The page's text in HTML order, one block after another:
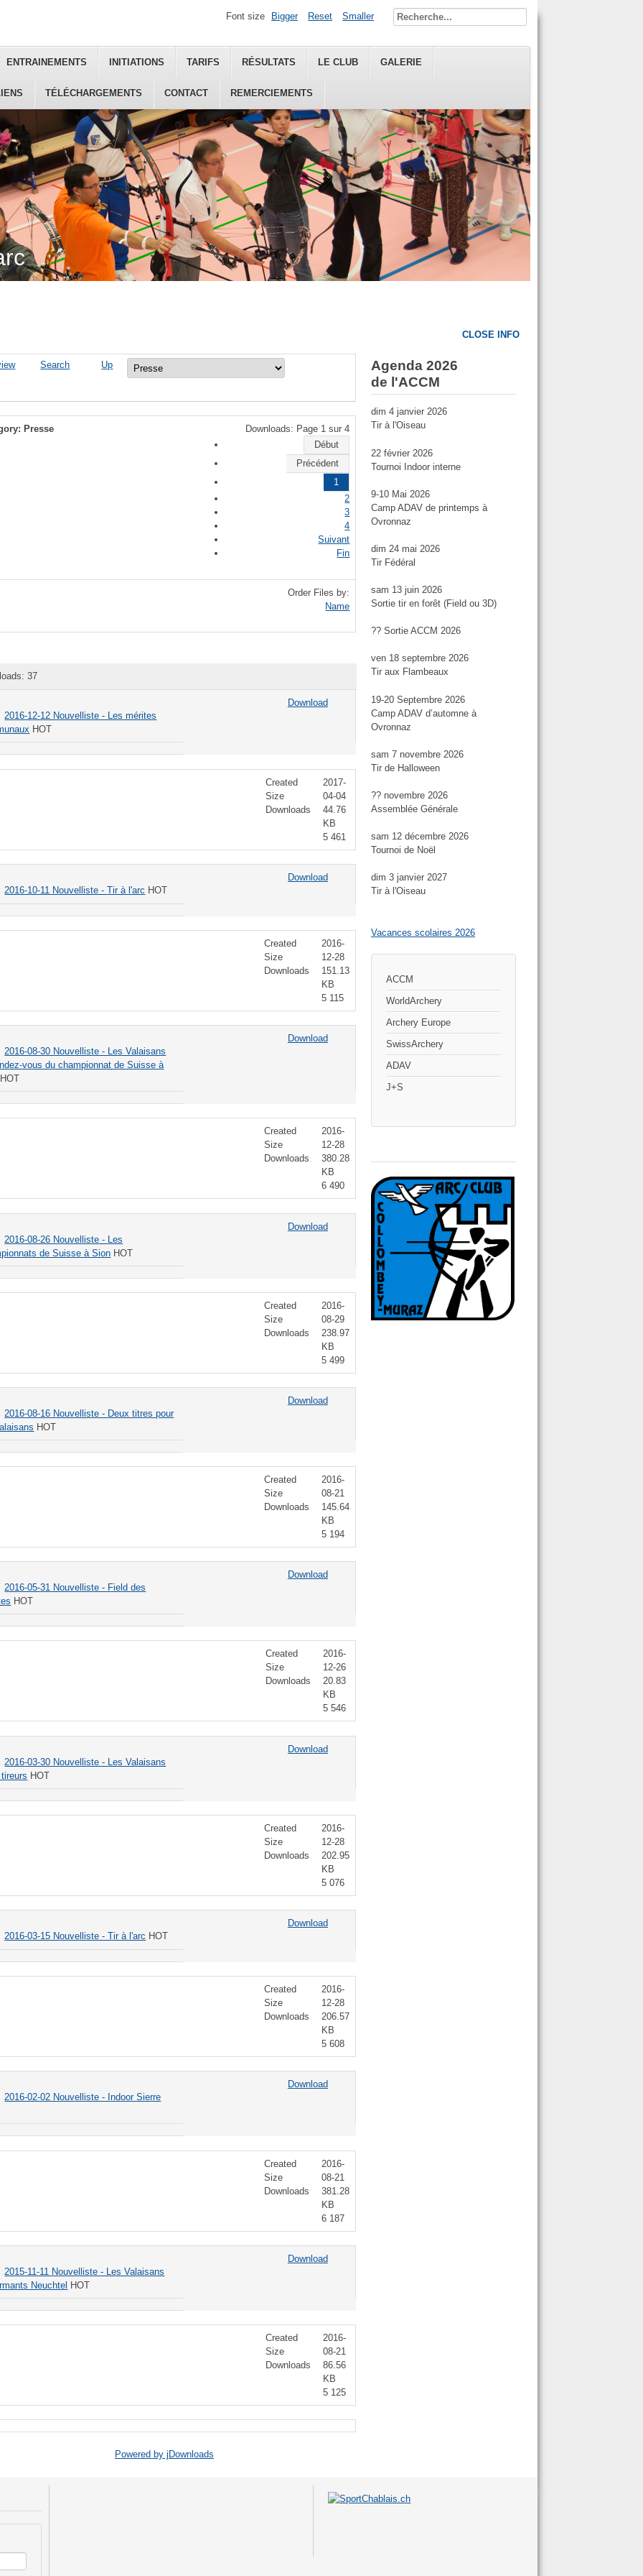
ENTRAINEMENTS INITIATIONS TARIFS RÉSULTATS LE CLUB GALERIE
TÉLÉCHARGEMENTS CONTACT REMERCIEMENTS
Font size Bigger Reset Smaller
Search Up
Presse
Downloads: Page 1 sur 4
Début
Précédent
1
2
3
4
Suivant
Fin
Order Files by:
Name
37
2016-12-12 Nouvelliste - Les mérites
HOT
Download
Created
Size
Downloads
2017-
04-04
44.76
KB
5 461
2016-10-11 Nouvelliste - Tir à l'arc HOT
Download
Created
Size
Downloads
2016-
12-28
151.13
KB
5 115
2016-08-30 Nouvelliste - Les Valaisans
vous du championnat de Suisse à
HOT
Download
Created
Size
Downloads
2016-
12-28
380.28
KB
6 490
2016-08-26 Nouvelliste - Les
de Suisse à Sion HOT
Download
Created
Size
Downloads
2016-
08-29
238.97
KB
5 499
2016-08-16 Nouvelliste - Deux titres pour
HOT
Download
Created
Size
Downloads
2016-
08-21
145.64
KB
5 194
2016-05-31 Nouvelliste - Field des
HOT
Download
Created
Size
Downloads
2016-
12-26
20.83
KB
5 546
2016-03-30 Nouvelliste - Les Valaisans
HOT
Download
Created
Size
Downloads
2016-
12-28
202.95
KB
5 076
2016-03-15 Nouvelliste - Tir à l'arc HOT
Download
Created
Size
Downloads
2016-
12-28
206.57
KB
5 608
2016-02-02 Nouvelliste - Indoor Sierre
Download
Created
Size
Downloads
2016-
08-21
381.28
KB
6 187
2015-11-11 Nouvelliste - Les Valaisans
Neuchtel HOT
Download
Created
Size
Downloads
2016-
08-21
86.56
KB
5 125
Powered by jDownloads
CLOSE INFO
Agenda 2026
de l'ACCM
dim 4 janvier 2026
Tir à l'Oiseau
22 février 2026
Tournoi Indoor interne
9-10 Mai 2026
Camp ADAV de printemps à
Ovronnaz
dim 24 mai 2026
Tir Fédéral
sam 13 juin 2026
Sortie tir en forêt (Field ou 3D)
?? Sortie ACCM 2026
ven 18 septembre 2026
Tir aux Flambeaux
19-20 Septembre 2026
Camp ADAV d’automne à
Ovronnaz
sam 7 novembre 2026
Tir de Halloween
?? novembre 2026
Assemblée Générale
sam 12 décembre 2026
Tournoi de Noël
dim 3 janvier 2027
Tir à l'Oiseau
Vacances scolaires 2026
ACCM
WorldArchery
Archery Europe
SwissArchery
ADAV
J+S